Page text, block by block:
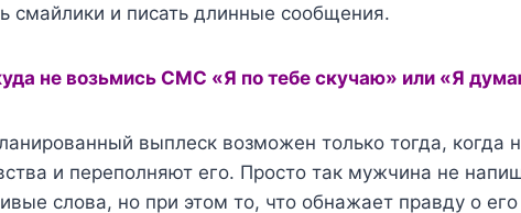
смайлики и писать длинные cообщения.
не возьмись СМС «Я по тебе скучаю» или «Я
выплеск возможен только тогда, когда
и переполняют его. Просто так мужчина не
слова, но при этом то, что обнажает правду о